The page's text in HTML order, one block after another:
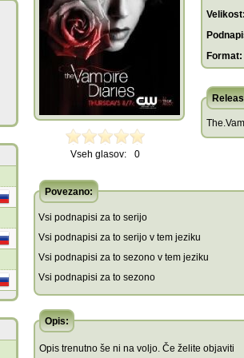
Vseh glasov: 0
Format:
Povezano:
Vsi podnapisi za to serijo
Vsi podnapisi za to serijo v tem jeziku
Vsi podnapisi za to sezono v tem jeziku
Vsi podnapisi za to sezono
Opis:
Opis trenutno še ni na voljo. Če želite objaviti